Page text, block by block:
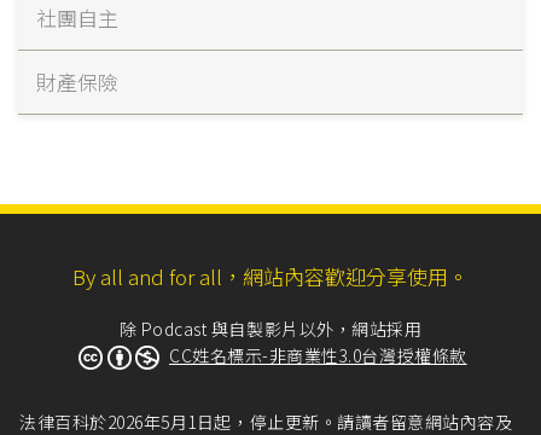
社團自主
財產保險
By all and for all，網站內容歡迎分享使用。
除 Podcast 與自製影片以外，網站採用
CC姓名標示-非商業性3.0台灣授權條款
法律百科於2026年5月1日起，停止更新。請讀者留意網站內容及